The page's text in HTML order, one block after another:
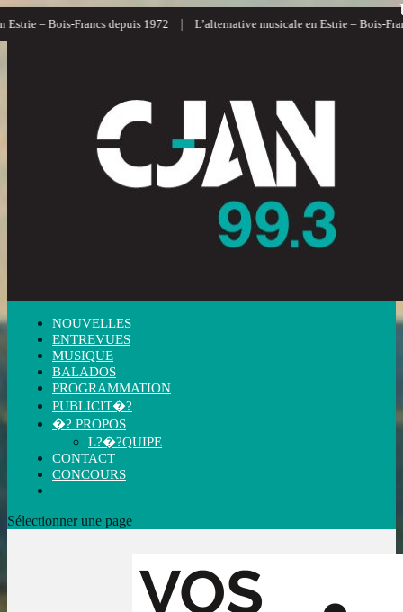
– Bois-Francs depuis 1972 L’alternative musicale en Estrie – Bois-
NOUVELLES
ENTREVUES
MUSIQUE
BALADOS
PROGRAMMATION
PUBLICIT�?
�? PROPOS
L?�?QUIPE
CONTACT
CONCOURS
Sélectionner une page